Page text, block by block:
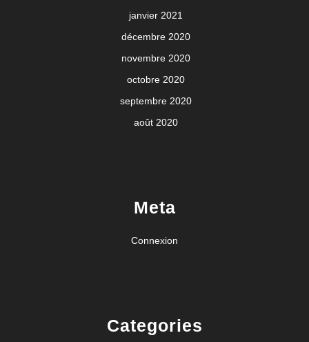
janvier 2021
décembre 2020
novembre 2020
octobre 2020
septembre 2020
août 2020
Meta
Connexion
Categories